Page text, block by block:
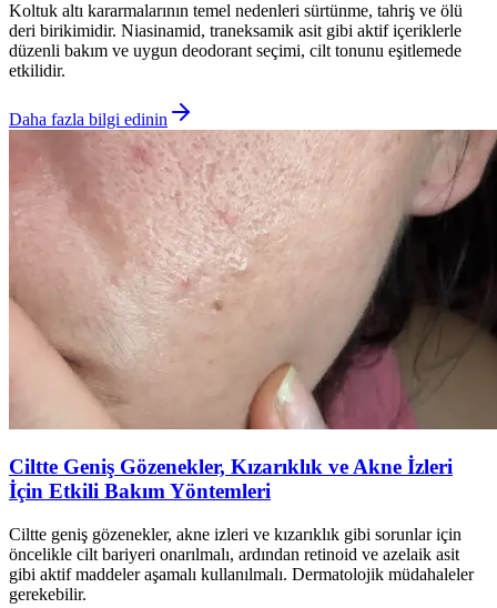
Koltuk altı kararmalarının temel nedenleri sürtünme, tahriş ve ölü
deri birikimidir. Niasinamid, traneksamik asit gibi aktif içeriklerle
düzenli bakım ve uygun deodorant seçimi, cilt tonunu eşitlemede
etkilidir.
Daha fazla bilgi edinin
Ciltte Geniş Gözenekler, Kızarıklık ve Akne İzleri
İçin Etkili Bakım Yöntemleri
Ciltte geniş gözenekler, akne izleri ve kızarıklık gibi sorunlar için
öncelikle cilt bariyeri onarılmalı, ardından retinoid ve azelaik asit
gibi aktif maddeler aşamalı kullanılmalı. Dermatolojik müdahaleler
gerekebilir.